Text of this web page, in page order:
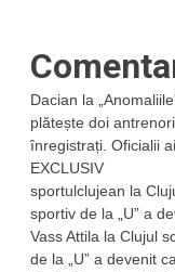
Dacian la
plătește doi
înregistrați. Oficialii
EXCLUSIV
sportulclujean la
sportiv de la „U” a
Vass Attila la Clujul
de la „U” a devenit